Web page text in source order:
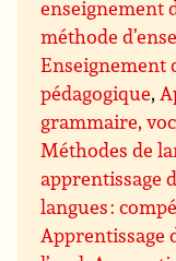
enseignement
méthode
Enseignement
pédagogique,
grammaire,
Méthodes de
apprentissage
langues :
Apprentissage